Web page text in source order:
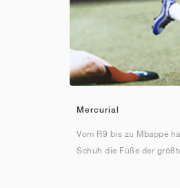
Mercurial
Vom R9 bis zu Mbappé
Schuh die Füße der